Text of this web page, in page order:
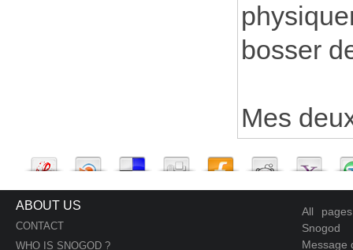
bosser
Mes
ABOUT US
CONTACT
WHO IS SNOGOD ?
All
Snogod
Message